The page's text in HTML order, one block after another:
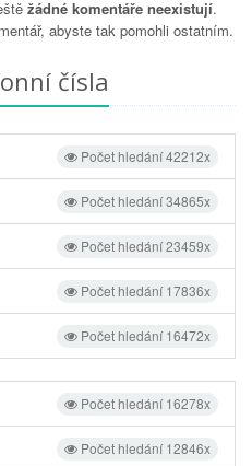
žádné komentáře neexistují.
abyste tak pomohli ostatním.
čísla
Počet hledání 42212x
Počet hledání 34865x
Počet hledání 23459x
Počet hledání 17836x
Počet hledání 16472x
Počet hledání 16278x
Počet hledání 12846x